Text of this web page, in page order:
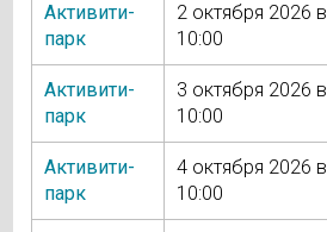
Активити-
парк
2 октября 2026 в
10:00
Активити-
парк
3 октября 2026 в
10:00
Активити-
парк
4 октября 2026 в
10:00